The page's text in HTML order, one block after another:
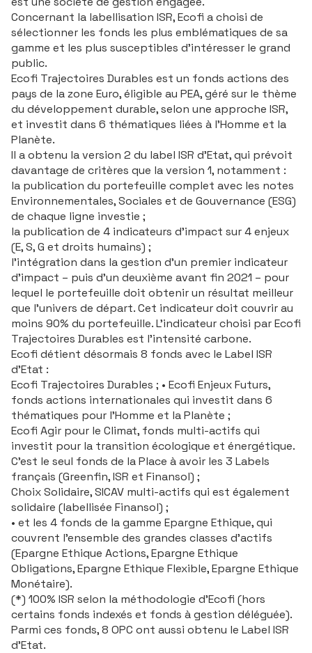
Concernant la labellisation ISR, Ecofi a choisi de
sélectionner les fonds les plus emblématiques de sa
gamme et les plus susceptibles d’intéresser le grand
public.
Ecofi Trajectoires Durables est un fonds actions des
pays de la zone Euro, éligible au PEA, géré sur le thème
du développement durable, selon une approche ISR,
et investit dans 6 thématiques liées à l’Homme et la
Planète.
Il a obtenu la version 2 du label ISR d’Etat, qui prévoit
davantage de critères que la version 1, notamment :
la publication du portefeuille complet avec les notes
Environnementales, Sociales et de Gouvernance (ESG)
de chaque ligne investie ;
la publication de 4 indicateurs d’impact sur 4 enjeux
(E, S, G et droits humains) ;
l’intégration dans la gestion d’un premier indicateur
d’impact – puis d’un deuxième avant fin 2021 – pour
lequel le portefeuille doit obtenir un résultat meilleur
que l’univers de départ. Cet indicateur doit couvrir au
moins 90% du portefeuille. L’indicateur choisi par Ecofi
Trajectoires Durables est l’intensité carbone.
Ecofi détient désormais 8 fonds avec le Label ISR
d’Etat :
Ecofi Trajectoires Durables ; • Ecofi Enjeux Futurs,
fonds actions internationales qui investit dans 6
thématiques pour l’Homme et la Planète ;
Ecofi Agir pour le Climat, fonds multi-actifs qui
investit pour la transition écologique et énergétique.
C’est le seul fonds de la Place à avoir les 3 Labels
français (Greenfin, ISR et Finansol) ;
Choix Solidaire, SICAV multi-actifs qui est également
solidaire (labellisée Finansol) ;
• et les 4 fonds de la gamme Epargne Ethique, qui
couvrent l’ensemble des grandes classes d’actifs
(Epargne Ethique Actions, Epargne Ethique
Obligations, Epargne Ethique Flexible, Epargne Ethique
Monétaire).
(*) 100% ISR selon la méthodologie d’Ecofi (hors
certains fonds indexés et fonds à gestion déléguée).
Parmi ces fonds, 8 OPC ont aussi obtenu le Label ISR
d’Etat.